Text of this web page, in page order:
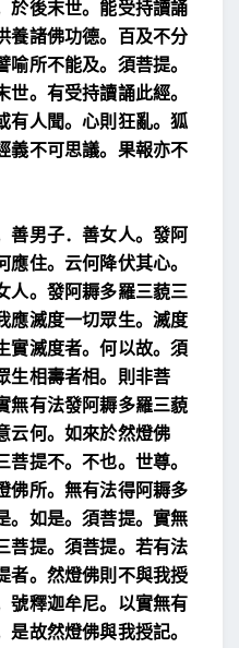
於後末世。能受持讀誦
養諸佛功德。百及不分
喻所不能及。 須菩提。
世。有受持讀誦此經。
有人聞。心則狂亂。狐
義不可思議。 果報亦不
善男子．善女人。發阿
應住。云何降伏其心。
人。發阿耨多羅三藐三
應滅度一切眾生。滅度
實滅度者。何以故。須
生相壽者相。則非菩
無有法發阿耨多羅三藐
云何。如來於然燈佛
菩提不。不也。世尊。
佛所。無有法得阿耨多
。如是。須菩提。實無
菩提。須菩提。若有法
者。然燈佛則不與我授
號釋迦牟尼。 以實無有
是故然燈佛與我授記。